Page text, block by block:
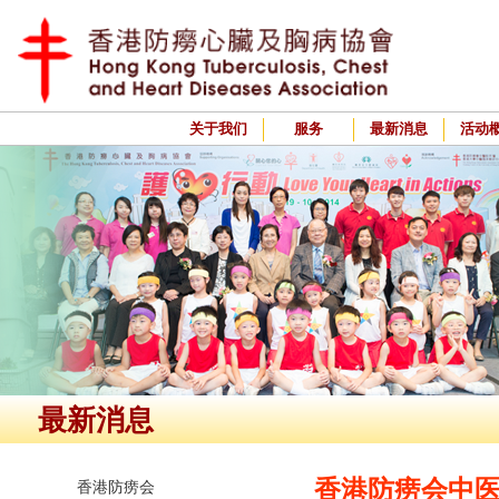
关于我们 服务 最新消息 活动
最新消息
香港防痨会 香港防痨会中